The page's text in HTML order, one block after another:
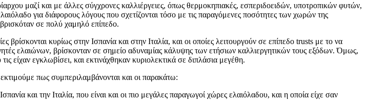
μαζί και με άλλες σύγχρονες καλλιέργειες, όπως θερμοκηπιακές, εσπεριδοειδών, υποτροπικών φυτών,
για διάφορους λόγους που σχετίζονται τόσο με τις παραγόμενες ποσότητες των χωρών της
σε πολύ χαμηλό επίπεδο.
βρίσκονται κυρίως στην Ισπανία και στην Ιταλία, και οι οποίες λειτουργούν σε επίπεδο trusts με το να
ελαιώνων, βρίσκονταν σε σημείο αδυναμίας κάλυψης των ετήσιων καλλιεργητικών τους εξόδων. Όμως,
είχαν εγκλωβίσει, και εκτινάχθηκαν κυριολεκτικά σε διπλάσια μεγέθη.
πως συμπεριλαμβάνονται και οι παρακάτω:
και την Ιταλία, που είναι και οι πιο μεγάλες παραγωγοί χώρες ελαιόλαδου, και η οποία είχε σαν